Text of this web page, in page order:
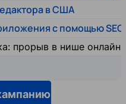
в США
с помощью SEO
прорыв в нише